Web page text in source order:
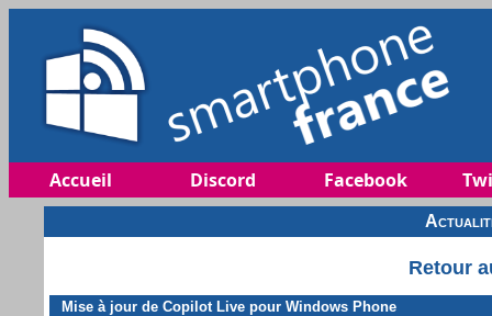
Accueil Discord Facebook
Retour
Mise à jour de Copilot Live pour Windows Phone